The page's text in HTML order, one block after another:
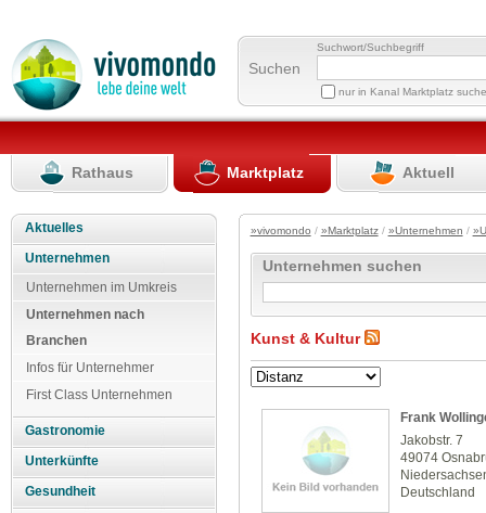
Suchen
Suchwort/Suchbegriff
nur in Kanal Marktplatz
Rathaus Marktplatz Aktuell
Aktuelles
Unternehmen
Unternehmen im Umkreis
Unternehmen nach
Branchen
Infos für Unternehmer
First Class Unternehmen
Gastronomie
Unterkünfte
Gesundheit
»vivomondo / »Marktplatz/ »Unternehmen /
Unternehmen suchen
Kunst & Kultur
Frank
Jakobstr. 7
49074
Deutschland